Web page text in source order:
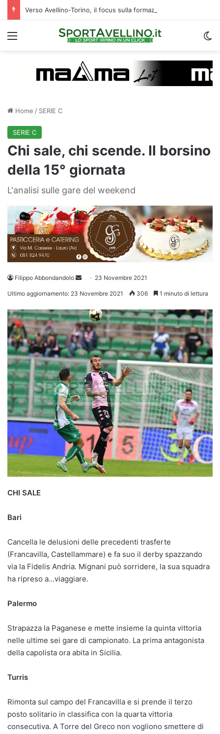
Verso Avellino-Torino, il focus sulla formazione granata
Menu
Home / SERIE C
SERIE C
Chi sale, chi scende. Il borsino
della 15° giornata
L'analisi sulle gare del weekend
Filippo Abbondandolo
Invia 23 Novembre 2021
Ultimo aggiornamento: 23 Novembre 2021 306 1 minuto di lettura
CHI SALE
Bari
Cancella le delusioni delle precedenti trasferte
(Francavilla, Castellammare) e fa suo il derby spazzando
via la Fidelis Andria. Mignani può sorridere, la sua squadra
ha ripreso a…viaggiare.
Palermo
Strapazza la Paganese e mette insieme la quinta vittoria
nelle ultime sei gare di campionato. La prima antagonista
della capolista ora abita in Sicilia.
Turris
Rimonta sul campo del Francavilla e si prende il terzo
posto solitario in classifica con la quarta vittoria
consecutiva. A Torre del Greco non vogliono smettere di